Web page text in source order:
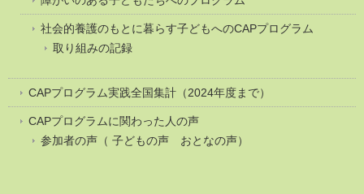
社会的養護のもとに暮らす子どもへのCAPプログラム
取り組みの記録
CAPプログラム実践全国集計（2024年度まで）
CAPプログラムに関わった人の声
参加者の声（ 子どもの声 おとなの声）